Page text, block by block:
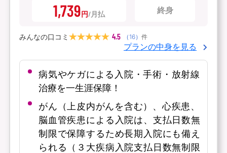
1,739円 終身
みんなの口コミ 4.5 （ 16） 件
プランの中身を見る
病気やケガによる入院・手術・放射線
治療を一生涯保障！
がん（上皮内がんを含む）、心疾患、
脳血管疾患による入院は、支払日数無
制限で保障するため長期入院にも備え
られる（３大疾病入院支払日数無制限